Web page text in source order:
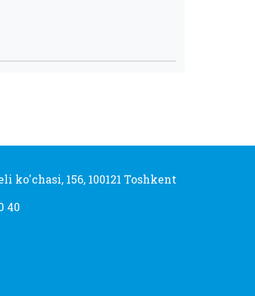
ko'chasi, 156, 100121 Toshkent
40